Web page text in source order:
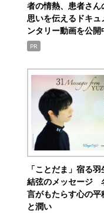
者の情熱、患者さん
思いを伝えるドキュ
ンタリー動画を公開
PR
「ことだま」宿る羽
結弦のメッセージ
言がもたらす心の平
と潤い